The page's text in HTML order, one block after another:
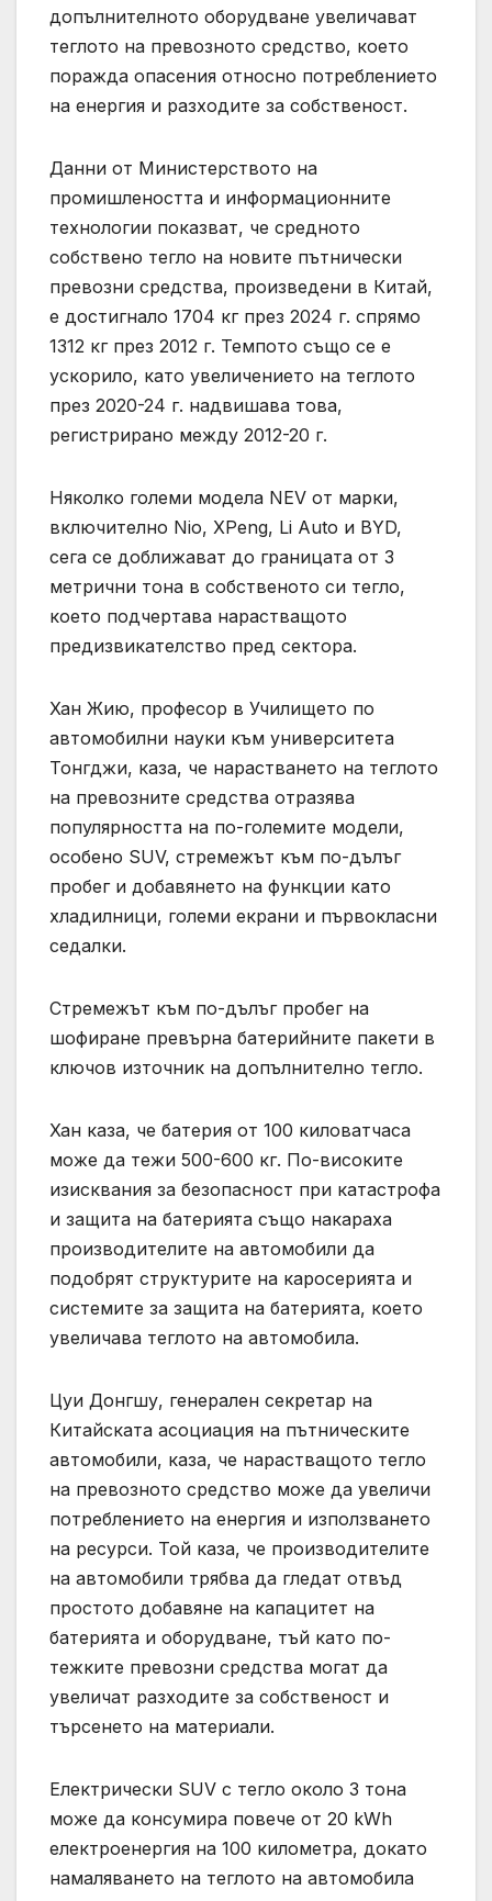
допълнителното оборудване увеличават
теглото на превозното средство, което
поражда опасения относно потреблението
на енергия и разходите за собственост.
Данни от Министерството на
промишлеността и информационните
технологии показват, че средното
собствено тегло на новите пътнически
превозни средства, произведени в Китай,
е достигнало 1704 кг през 2024 г. спрямо
1312 кг през 2012 г. Темпото също се е
ускорило, като увеличението на теглото
през 2020-24 г. надвишава това,
регистрирано между 2012-20 г.
Няколко големи модела NEV от марки,
включително Nio, XPeng, Li Auto и BYD,
сега се доближават до границата от 3
метрични тона в собственото си тегло,
което подчертава нарастващото
предизвикателство пред сектора.
Хан Жию, професор в Училището по
автомобилни науки към университета
Тонгджи, каза, че нарастването на теглото
на превозните средства отразява
популярността на по-големите модели,
особено SUV, стремежът към по-дълъг
пробег и добавянето на функции като
хладилници, големи екрани и първокласни
седалки.
Стремежът към по-дълъг пробег на
шофиране превърна батерийните пакети в
ключов източник на допълнително тегло.
Хан каза, че батерия от 100 киловатчаса
може да тежи 500-600 кг. По-високите
изисквания за безопасност при катастрофа
и защита на батерията също накараха
производителите на автомобили да
подобрят структурите на каросерията и
системите за защита на батерията, което
увеличава теглото на автомобила.
Цуи Донгшу, генерален секретар на
Китайската асоциация на пътническите
автомобили, каза, че нарастващото тегло
на превозното средство може да увеличи
потреблението на енергия и използването
на ресурси. Той каза, че производителите
на автомобили трябва да гледат отвъд
простото добавяне на капацитет на
батерията и оборудване, тъй като по-
тежките превозни средства могат да
увеличат разходите за собственост и
търсенето на материали.
Електрически SUV с тегло около 3 тона
може да консумира повече от 20 kWh
електроенергия на 100 километра, докато
намаляването на теглото на автомобила